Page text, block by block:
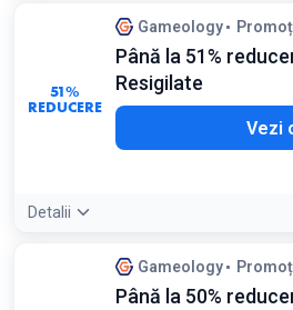
51%
REDUCERE
Gameology
Până la 51%
Resigilate
Vezi
Detalii
Detaliile ofertei:Verifică frecvent
pentru a prinde cele mai bune oferte
Gameology
Până la 50%